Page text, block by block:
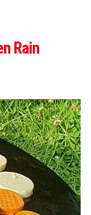
Rain